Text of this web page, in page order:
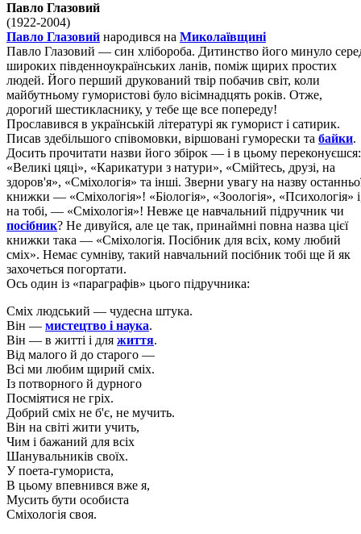
Павло Глазовий
(1922-2004)
Павло Глазовий народився на Миколаївщині
Павло Глазовий — син хлібороба. Дитинство його минуло
широких південноукраїнських ланів, поміж щирих простих
людей. Його перший друкований твір побачив світ, коли
майбутньому гумористові було вісімнадцять років. Отже,
дорогий шестикласнику, у тебе ще все попереду!
Прославився в українській літературі як гуморист і сатирик.
Писав здебільшого співомовки, віршовані гуморески та байки.
Досить прочитати назви його збірок — і в цьому переконуєшся:
«Великі цяці», «Карикатури з натури», «Смійтесь, друзі, на
здоров'я», «Сміхологія» та інші. Зверни увагу на назву
книжки — «Сміхологія»! «Біологія», «Зоологія», «Психологія»
на тобі, — «Сміхологія»! Невже це навчальний підручник чи
посібник? Не дивуйся, але це так, принаймні повна назва цієї
книжки така — «Сміхологія. Посібник для всіх, кому любий
сміх». Немає сумніву, такий навчальний посібник тобі ще й як
захочеться погортати.
Ось один із «параграфів» цього підручника:
Сміх людський — чудесна штука.
Він — мистецтво і наука.
Він — в житті і для життя.
Від малого й до старого —
Всі ми любим щирий сміх.
Із потворного й дурного
Посміятися не гріх.
Добрий сміх не б'є, не мучить.
Він на світі жити учить,
Чим і бажаний для всіх
Шанувальників своїх.
У поета-гумориста,
В цьому впевнився вже я,
Мусить бути особиста
Сміхологія своя.